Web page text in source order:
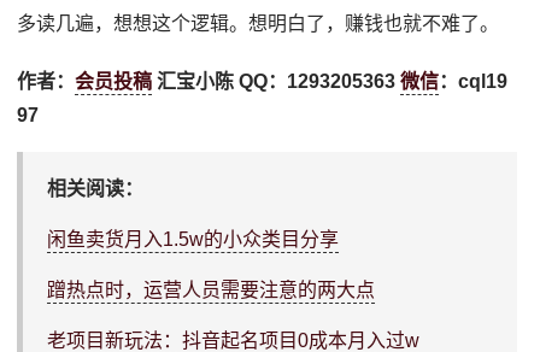
多读几遍，想想这个逻辑。想明白了，赚钱也就不难了。
作者：会员投稿 汇宝小陈 QQ：1293205363微信：cql19
97
相关阅读：
闲鱼卖货月入1.5w的小众类目分享
蹭热点时，运营人员需要注意的两大点
老项目新玩法：抖音起名项目0成本月入过w